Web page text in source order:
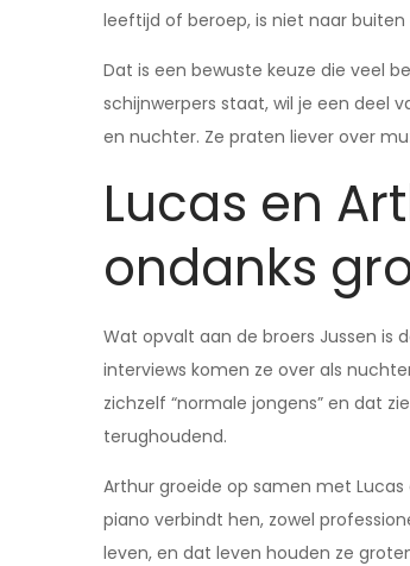
leeftijd of beroep, is niet naar buiten
Dat is een bewuste keuze die veel
schijnwerpers staat, wil je een deel
en nuchter. Ze praten liever over
Lucas en
ondanks
Wat opvalt aan de broers Jussen is
interviews komen ze over als
zichzelf “normale jongens” en dat
terughoudend.
Arthur groeide op samen met
piano verbindt hen, zowel
leven, en dat leven houden ze